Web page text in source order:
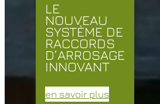
LE
NOUVEAU
SYSTÈME DE
RACCORDS
D’ARROSAGE
INNOVANT
en savoir plus